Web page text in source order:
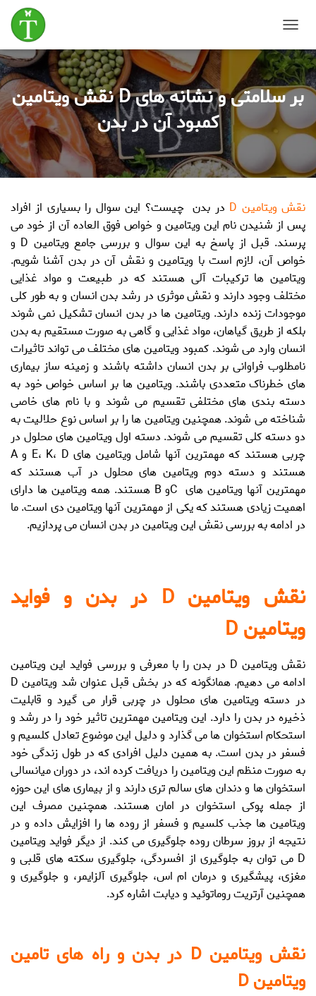
o
g
g
l
e
a
g
i
o
نقش ویتامین D بر سلامتی و نشانه های
کمبود آن در بدن
نقش ویتامین D در بدن چیست؟ این سوال را بسیاری از افراد
پس از شنیدن نام این ویتامین و خواص فوق العاده آن از خود می
پرسند. قبل از پاسخ به این سوال و بررسی جامع ویتامین D و
خواص آن، لازم است با ویتامین و نقش آن در بدن آشنا شویم.
ویتامین ها ترکیبات آلی هستند که در طبیعت و مواد غذایی
مختلف وجود دارند و نقش موثری در رشد بدن انسان و به طور کلی
موجودات زنده دارند. ویتامین ها در بدن انسان تشکیل نمی شوند
بلکه از طریق گیاهان، مواد غذایی و گاهی به صورت مستقیم به بدن
انسان وارد می شوند. کمبود ویتامین های مختلف می تواند تاثیرات
نامطلوب فراوانی بر بدن انسان داشته باشند و زمینه ساز بیماری
های خطرناک متعددی باشند. ویتامین ها بر اساس خواص خود به
دسته بندی های مختلفی تقسیم می شوند و با نام های خاصی
شناخته می شوند. همچنین ویتامین ها را بر اساس نوع حلالیت به
دو دسته کلی تقسیم می شوند. دسته اول ویتامین های محلول در
چربی هستند که مهمترین آنها شامل ویتامین های E، K، D و A
هستند و دسته دوم ویتامین های محلول در آب هستند که
مهمترین آنها ویتامین های Cو B هستند. همه ویتامین ها دارای
اهمیت زیادی هستند که یکی از مهمترین آنها ویتامین دی است. ما
در ادامه به بررسی نقش این ویتامین در بدن انسان می پردازیم.
نقش ویتامین D در بدن و فواید
ویتامین D
نقش ویتامین D در بدن
را با معرفی و بررسی فواید این ویتامین
ادامه می دهیم. همانگونه که در بخش قبل عنوان شد ویتامین D
در دسته ویتامین های محلول در چربی قرار می گیرد و قابلیت
ذخیره در بدن را دارد. این ویتامین مهمترین تاثیر خود را در رشد و
استحکام استخوان ها می گذارد و دلیل این موضوع تعادل کلسیم و
فسفر در بدن است. به همین دلیل افرادی که در طول زندگی خود
به صورت منظم این ویتامین را دریافت کرده اند، در دوران میانسالی
استخوان ها و دندان های سالم تری دارند و از بیماری های این حوزه
از جمله پوکی استخوان در امان هستند. همچنین مصرف این
ویتامین ها جذب کلسیم و فسفر از روده ها را افزایش داده و در
نتیجه از بروز سرطان روده جلوگیری می کند. از دیگر فواید ویتامین
D می توان به جلوگیری از افسردگی، جلوگیری سکته های قلبی و
مغزی، پیشگیری و درمان ام اس، جلوگیری آلزایمر، و جلوگیری و
همچنین آرتریت روماتوئید و دیابت اشاره کرد.
نقش ویتامین D در بدن و راه های تامین
ویتامین D